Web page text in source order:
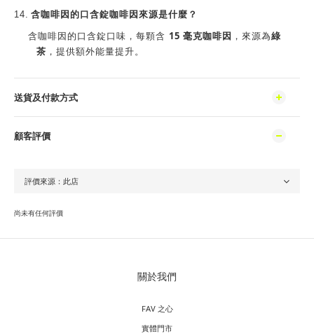
14. 含咖啡因的口含錠咖啡因來源是什麼？
含咖啡因的 口含錠 口味，每顆含 15 毫克咖啡因 ，來源為綠
茶 ，提供額外能量提升。
送貨及付款方式
顧客評價
尚未有任何評價
關於我們
FAV 之心
實體門市